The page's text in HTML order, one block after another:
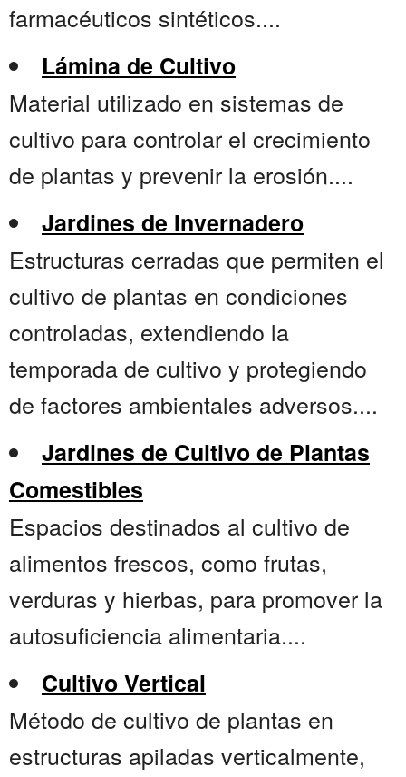
farmacéuticos sintéticos....
Lámina de Cultivo
Material utilizado en sistemas de
cultivo para controlar el crecimiento
de plantas y prevenir la erosión....
Jardines de Invernadero
Estructuras cerradas que permiten el
cultivo de plantas en condiciones
controladas, extendiendo la
temporada de cultivo y protegiendo
de factores ambientales adversos....
Jardines de Cultivo de Plantas
Comestibles
Espacios destinados al cultivo de
alimentos frescos, como frutas,
verduras y hierbas, para promover la
autosuficiencia alimentaria....
Cultivo Vertical
Método de cultivo de plantas en
estructuras apiladas verticalmente,